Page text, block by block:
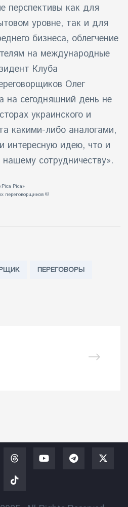
перспективы как для
уровне, так и для
бизнеса, облегчение
на международные
Клуба
Олег
на сегодняшний день не
украинского и
какими-либо аналогами,
интересную идею, что и
сотрудничеству».
Pica»
переговорщиков ©
ПЕРЕГОВОРЫ